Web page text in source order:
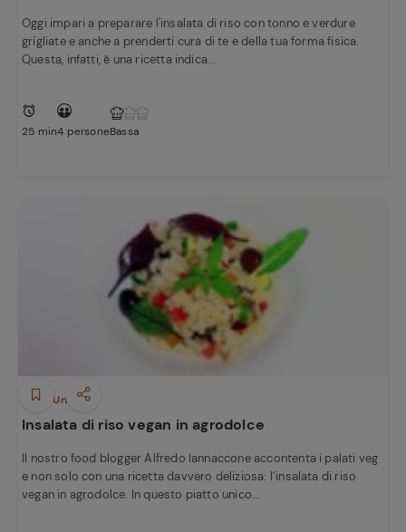
Oggi impari a preparare l'insalata di riso con tonno e verdure
grigliate e anche a prenderti cura di te e della tua forma fisica.
Questa, infatti, è una ricetta indica...
25 min4 personeBassa
Piatti Unici
Insalata di riso vegan in agrodolce
Il nostro food blogger Alfredo Iannaccone accontenta i palati veg
e non solo con una ricetta davvero deliziosa: l’insalata di riso
vegan in agrodolce. In questo piatto unico...
preferite